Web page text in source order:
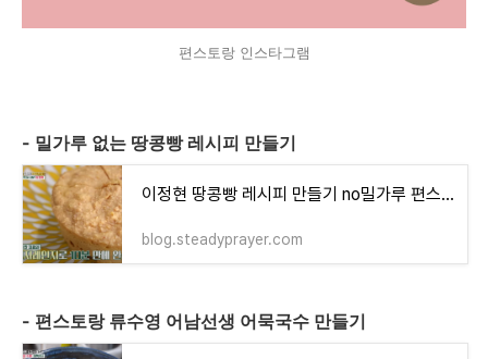
편스토랑 인스타그램
- 밀가루 없는 땅콩빵 레시피 만들기
이정현 땅콩빵 레시피 만들기 no밀가루 편스토랑
blog.steadyprayer.com
- 편스토랑 류수영 어남선생 어묵국수 만들기